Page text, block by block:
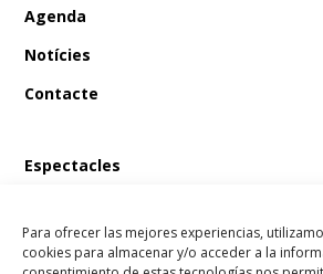
Para ofrecer las mejores experiencias,
cookies para almacenar y/o acceder a la
Agenda
Notícies
Contacte
Espectacles
En Bum i el llibre màgic de les fades